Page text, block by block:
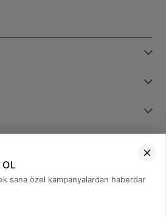
473 08 08
sana özel kampanyalardan haberdar